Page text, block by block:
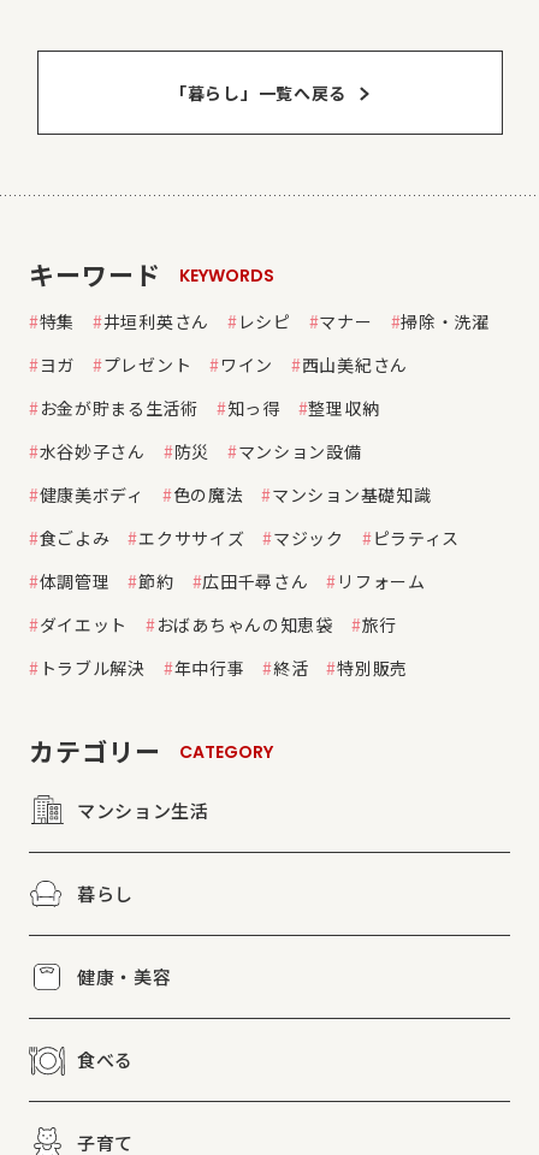
「暮らし」⼀覧へ戻る
キーワード
KEYWORDS
特集
井垣利英さん レシピ マナー
掃除・洗濯
ヨガ
プレゼント ワイン
西山美紀さん
お金が貯まる生活術
知っ得
整理収納
水谷妙子さん
防災
マンション設備
健康美ボディ
色の魔法
マンション基礎知識
食ごよみ
エクササイズ マジック
ピラティス
体調管理
節約 広田千尋さん
リフォーム
ダイエット
おばあちゃんの知恵袋
旅行
トラブル解決
年中行事 終活 特別販売
カテゴリー CATEGORY
マンション生活
暮らし
健康・美容
食べる
子育て